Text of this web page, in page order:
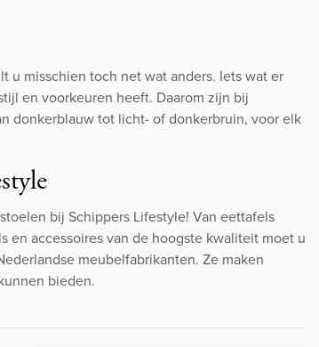
misschien toch net wat anders. Iets wat er
en voorkeuren heeft. Daarom zijn bij
donkerblauw tot licht- of donkerbruin, voor elk
bij Schippers Lifestyle! Van eettafels
accessoires van de hoogste kwaliteit moet u
meubelfabrikanten. Ze maken
bieden.